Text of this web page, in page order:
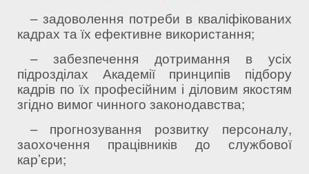
– задоволення потреби в кваліфікованих
кадрах та їх ефективне використання;
– забезпечення дотримання в усіх
підрозділах Академії принципів підбору
кадрів по їх професійним і діловим якостям
згідно вимог чинного законодавства;
– прогнозування розвитку персоналу,
заохочення працівників до службової
кар’єри;